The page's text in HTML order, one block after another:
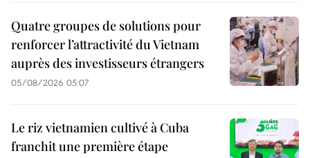
Quatre groupes de solutions pour
renforcer l’attractivité du Vietnam
auprès des investisseurs étrangers
05/08/2026 05:07
Le riz vietnamien cultivé à Cuba
franchit une première étape